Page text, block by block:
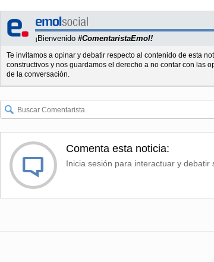
¡Bienvenido #ComentaristaEmol!
Te invitamos a opinar y debatir respecto al contenido de esta
constructivos y nos guardamos el derecho a no contar con las
de la conversación.
Comenta esta noticia:
Inicia sesión para interactuar y debatir